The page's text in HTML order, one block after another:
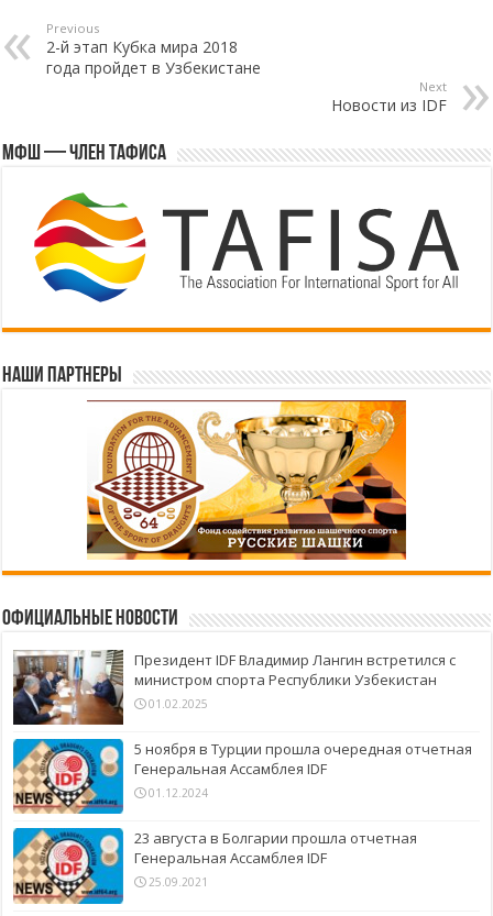
Previous
2-й этап Кубка мира 2018
года пройдет в Узбекистане
Next
Новости из IDF
МФШ — член ТАФИСА
Наши партнеры
Официальные новости
Президент IDF Владимир Лангин встретился с
министром спорта Республики Узбекистан
01.02.2025
5 ноября в Турции прошла очередная отчетная
Генеральная Ассамблея IDF
01.12.2024
23 августа в Болгарии прошла отчетная
Генеральная Ассамблея IDF
25.09.2021